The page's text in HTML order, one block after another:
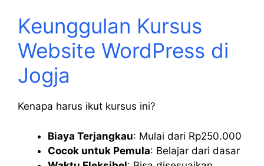
Keunggulan Kursus
Website WordPress di
Jogja
Kenapa harus ikut kursus ini?
Biaya Terjangkau: Mulai dari Rp250.000
Cocok untuk Pemula: Belajar dari dasar